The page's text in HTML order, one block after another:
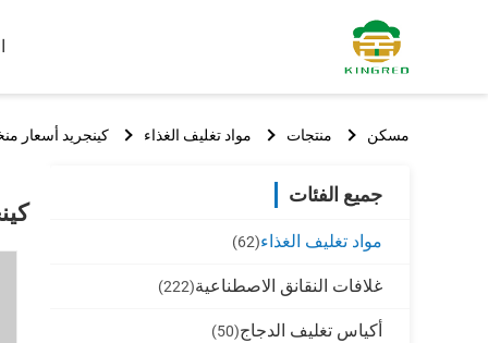
مسكن منتجات مواد تغليف الغذاء كينجريد أسعار
جميع الفئات
مواد تغليف الغذاء(62)
غلافات النقانق الاصطناعية(222)
أكياس تغليف الدجاج(50)